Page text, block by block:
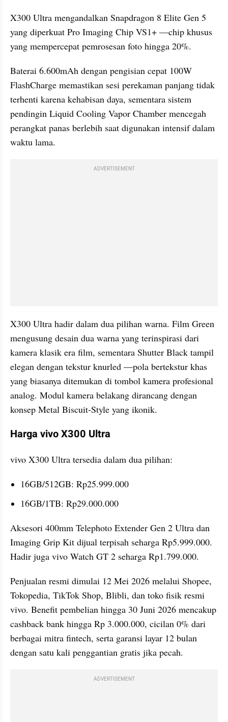
X300 Ultra mengandalkan Snapdragon 8 Elite Gen 5
yang diperkuat Pro Imaging Chip VS1+ —chip khusus
yang mempercepat pemrosesan foto hingga 20%.
Baterai 6.600mAh dengan pengisian cepat 100W
FlashCharge memastikan sesi perekaman panjang tidak
terhenti karena kehabisan daya, sementara sistem
pendingin Liquid Cooling Vapor Chamber mencegah
perangkat panas berlebih saat digunakan intensif dalam
waktu lama.
ADVERTISEMENT
X300 Ultra hadir dalam dua pilihan warna. Film Green
mengusung desain dua warna yang terinspirasi dari
kamera klasik era film, sementara Shutter Black tampil
elegan dengan tekstur knurled —pola bertekstur khas
yang biasanya ditemukan di tombol kamera profesional
analog. Modul kamera belakang dirancang dengan
konsep Metal Biscuit-Style yang ikonik.
Harga vivo X300 Ultra
vivo X300 Ultra tersedia dalam dua pilihan:
16GB/512GB: Rp25.999.000
16GB/1TB: Rp29.000.000
Aksesori 400mm Telephoto Extender Gen 2 Ultra dan
Imaging Grip Kit dijual terpisah seharga Rp5.999.000.
Hadir juga vivo Watch GT 2 seharga Rp1.799.000.
Penjualan resmi dimulai 12 Mei 2026 melalui Shopee,
Tokopedia, TikTok Shop, Blibli, dan toko fisik resmi
vivo. Benefit pembelian hingga 30 Juni 2026 mencakup
cashback bank hingga Rp 3.000.000, cicilan 0% dari
berbagai mitra fintech, serta garansi layar 12 bulan
dengan satu kali penggantian gratis jika pecah.
ADVERTISEMENT